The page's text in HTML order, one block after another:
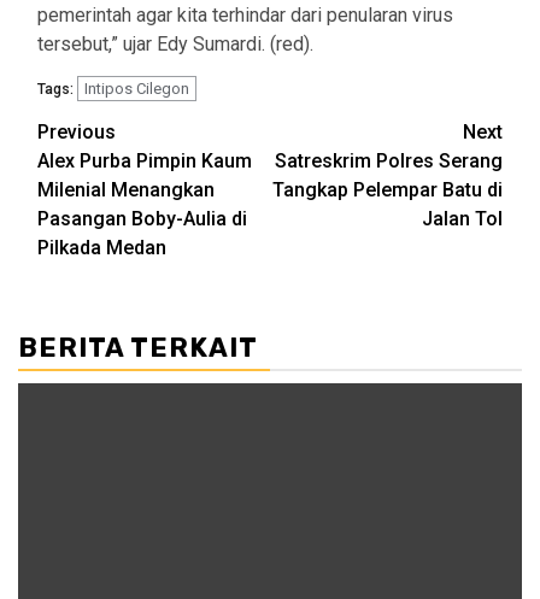
pemerintah agar kita terhindar dari penularan virus
tersebut,” ujar Edy Sumardi. (red).
Tags: Intipos Cilegon
Post
navigation
Previous
Alex Purba Pimpin Kaum
Milenial Menangkan
Pasangan Boby-Aulia di
Pilkada Medan
Next
Satreskrim Polres Serang
Tangkap Pelempar Batu di
Jalan Tol
BERITA TERKAIT